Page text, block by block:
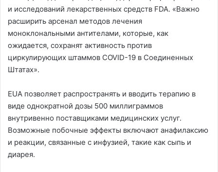
и исследований лекарственных средств FDA. «Важно
расширить арсенал методов лечения
моноклональными антителами, которые, как
ожидается, сохранят активность против
циркулирующих штаммов COVID-19 в Соединенных
Штатах».
EUA позволяет распространять и вводить терапию в
виде однократной дозы 500 миллиграммов
внутривенно поставщиками медицинских услуг.
Возможные побочные эффекты включают анафилаксию
и реакции, связанные с инфузией, такие как сыпь и
диарея.